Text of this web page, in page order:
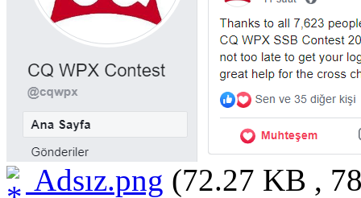
Adsız.png (72.27 KB ,